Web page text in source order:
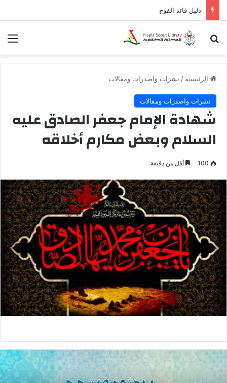
دليل قائد الفوج
بحث عن
الرئيسية / نشرات واصدرات ومقالات
نشرات واصدرات ومقالات
شهادة الإمام جعفر الصادق عليه
السلام وبعض مكارم أخلاقه
100 أقل من دقيقة